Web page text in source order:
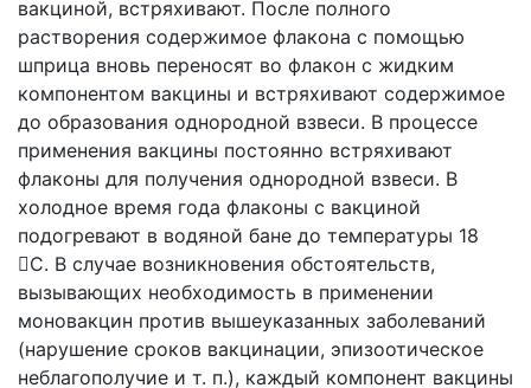
вакциной, встряхивают. После полного
растворения содержимое флакона с помощью
шприца вновь переносят во флакон с жидким
компонентом вакцины и встряхивают содержимое
до образования однородной взвеси. В процессе
применения вакцины постоянно встряхивают
флаконы для получения однородной взвеси. В
холодное время года флаконы с вакциной
подогревают в водяной бане до температуры 18
С. В случае возникновения обстоятельств,
вызывающих необходимость в применении
моновакцин против вышеуказанных заболеваний
(нарушение сроков вакцинации, эпизоотическое
неблагополучие и т. п.), каждый компонент вакцины